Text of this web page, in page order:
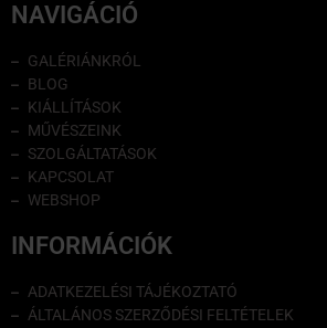
NAVIGÁCIÓ
GALÉRIÁNKRÓL
BLOG
KIÁLLÍTÁSOK
MŰVÉSZEINK
SZOLGÁLTATÁSOK
KAPCSOLAT
WEBSHOP
INFORMÁCIÓK
ADATKEZELÉSI TÁJÉKOZTATÓ
ÁLTALÁNOS SZERZŐDÉSI FELTÉTELEK